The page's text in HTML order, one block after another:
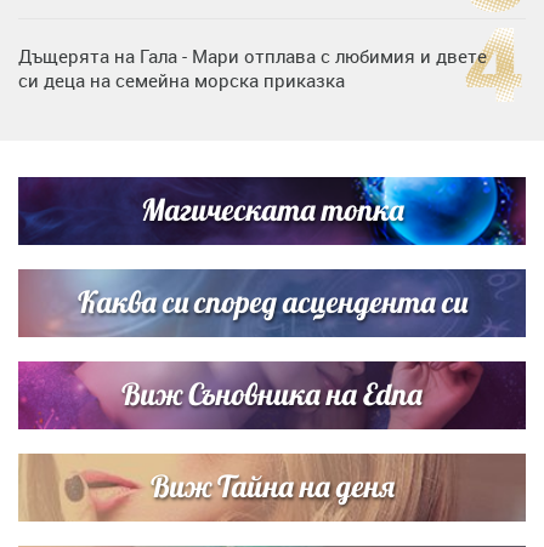
Дъщерята на Гала - Мари отплава с любимия и двете
си деца на семейна морска приказка
Димов издадоха своето любимо място
Дъщерята на Тодор Батков вдигна сватба, Стоичков и
Братя Аргирови я изненадаха с песен
Магическата топка
Каква си според асцендента си
Виж Съновника на Edna
Виж Тайна на деня